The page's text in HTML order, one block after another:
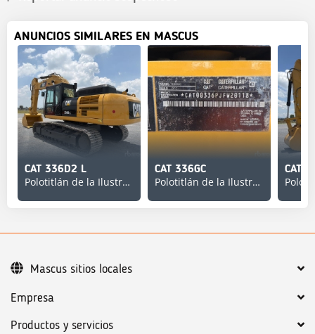
ANUNCIOS SIMILARES EN MASCUS
CAT 336D2 L
Polotitlán de la Ilustración
CAT 336GC
Polotitlán de la Ilustración
CAT
Empresa
Productos y servicios
Mascus sitios locales